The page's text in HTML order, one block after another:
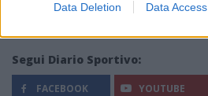
Data Deletion Data Access
Segui Diario Sportivo:
FACEBOOK YOUTUBE